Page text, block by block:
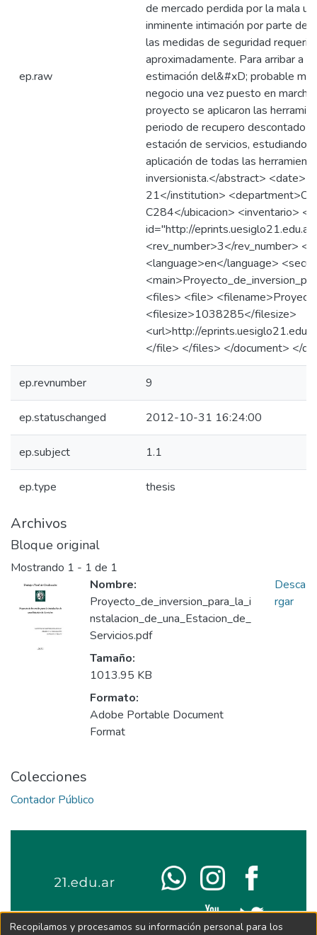
ep.raw
de mercado perdida por la mala
inminente intimación por parte de
las medidas de seguridad
aproximadamente. Para arribar a
estimación del&#xD; probable
negocio una vez puesto en
proyecto se aplicaron las
periodo de recupero descontado
estación de servicios, estudiando
aplicación de todas las
inversionista.</abstract>
21</institution>
C284</ubicacion> <inventario>
id="http://
<rev_number>3</rev_number>
<language>en</language>
<files> <file>
<filesize>1038285</filesize>
<url>http://
</file> </files> </document> </
ep.revnumber 9
ep.statuschanged 2012-10-31 16:24:00
ep.subject 1.1
ep.type thesis
Archivos
Bloque original
Mostrando 1 - 1 de 1
Nombre:
Proyecto_de_inversion_para_la_i
nstalacion_de_una_Estacion_de_
Servicios.pdf
Tamaño:
1013.95 KB
Formato:
Adobe Portable Document
Format
Desca
rgar
Colecciones
Contador Público
Recopilamos y procesamos su información personal para los